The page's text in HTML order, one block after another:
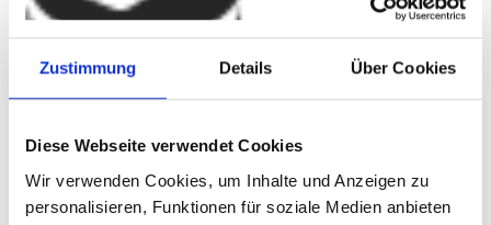
Zustimmung Details Über Cookies
Diese Webseite verwendet Cookies
Wir verwenden Cookies, um Inhalte und Anzeigen zu
personalisieren, Funktionen für soziale Medien anbieten